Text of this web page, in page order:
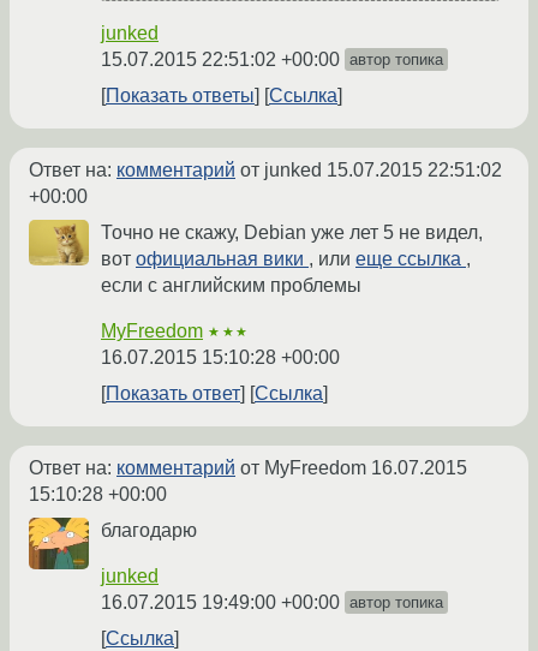
junked
15.07.2015 22:51:02 +00:00 автор топика
Показать ответы Ссылка
Ответ на: комментарий от junked 15.07.2015 22:51:02
+00:00
Точно не скажу, Debian уже лет 5 не видел,
вот официальная вики , или еще ссылка ,
если с английским проблемы
MyFreedom ★★★
16.07.2015 15:10:28 +00:00
Показать ответ
Ссылка
Ответ на: комментарий от MyFreedom 16.07.2015
15:10:28 +00:00
благодарю
junked
16.07.2015 19:49:00 +00:00 автор топика
Ссылка